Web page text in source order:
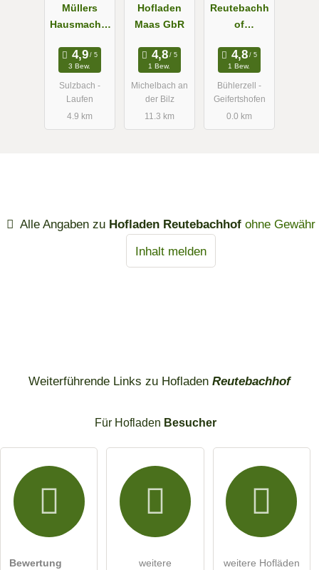
Müllers
Hausmacher
3 Bew.
Sulzbach -
Laufen
4.9 km
Hofladen
Maas GbR
1 Bew.
Michelbach an
der Bilz
11.3 km
Reutebachh
of
pezialitäten
1 Bew.
Bühlerzell -
Geifertshofen
0.0 km
Alle Angaben zu Hofladen Reutebachhof ohne Gewähr
Inhalt melden
Weiterführende Links zu Hofladen Reutebachhof
Für Hofladen Besucher
Bewertung
weitere
weitere Hofläden